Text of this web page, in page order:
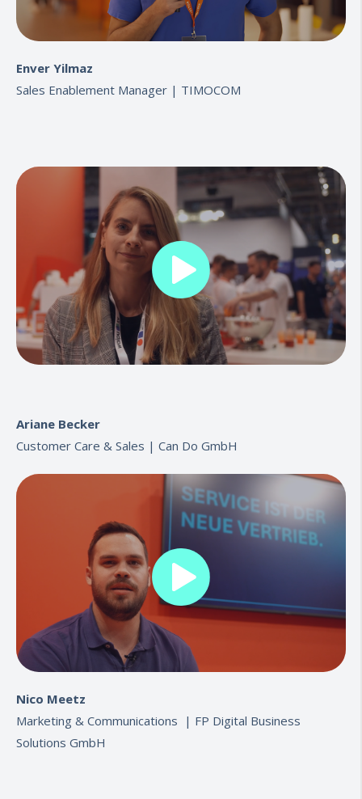
Enver Yilmaz
Sales Enablement Manager | TIMOCOM
Ariane Becker
Customer Care & Sales | Can Do GmbH
Nico Meetz
Marketing & Communications | FP Digital Business
Solutions GmbH